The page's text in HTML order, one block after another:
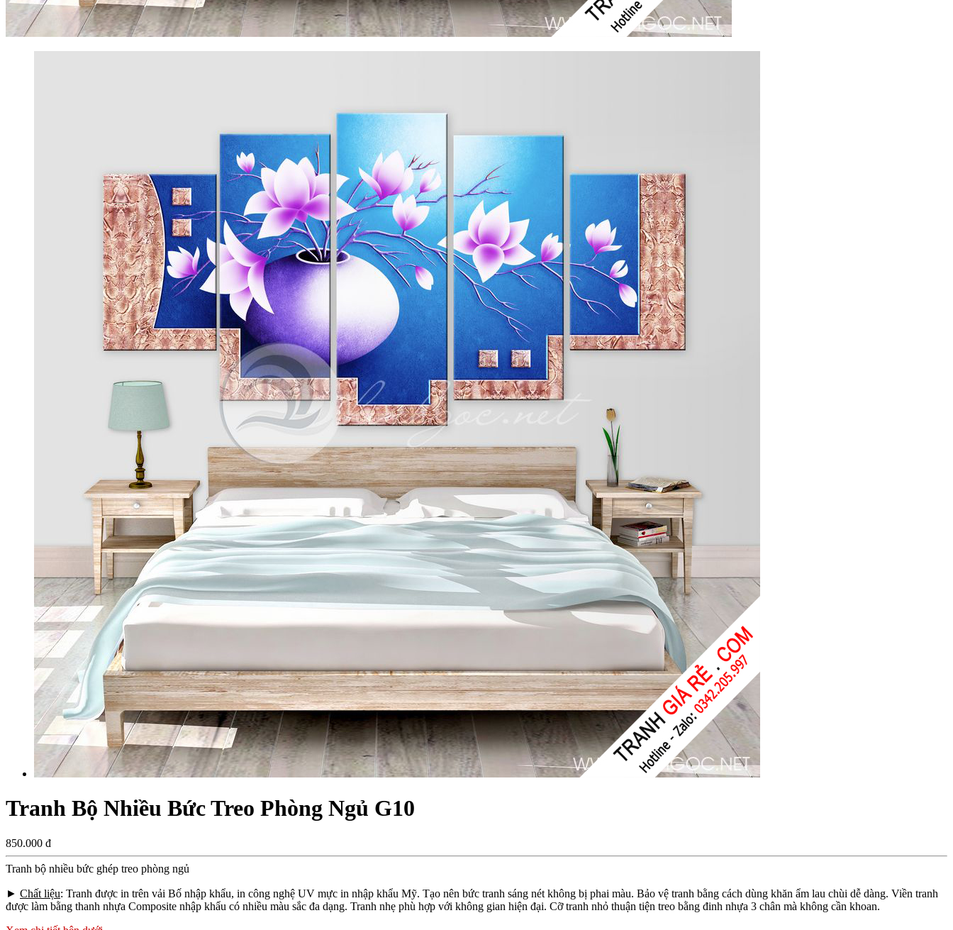
Tranh Bộ Nhiều Bức Treo Phòng Ngủ G10
850.000 đ
Tranh bộ nhiều bức ghép treo phòng ngủ
► Chất liệu: Tranh được in trên vải Bố nhập khẩu, in công nghệ UV mực in nhập khẩu Mỹ. Tạo nên bức tranh sáng nét không bị phai màu. Bảo vệ tranh bằng cách dùng khăn ẩm lau chùi dễ dàng. Viền tranh
được làm bằng thanh nhựa Composite nhập khẩu có nhiều màu sắc đa dạng. Tranh nhẹ phù hợp với không gian hiện đại. Cỡ tranh nhỏ thuận tiện treo bằng đinh nhựa 3 chân mà không cần khoan.